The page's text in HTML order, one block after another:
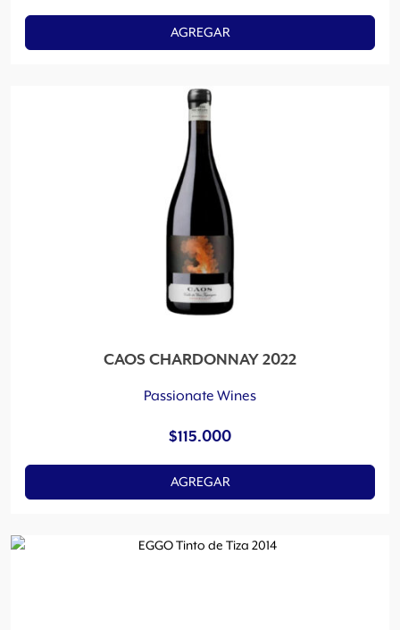
AGREGAR
CAOS CHARDONNAY 2022
Passionate Wines
$115.000
AGREGAR